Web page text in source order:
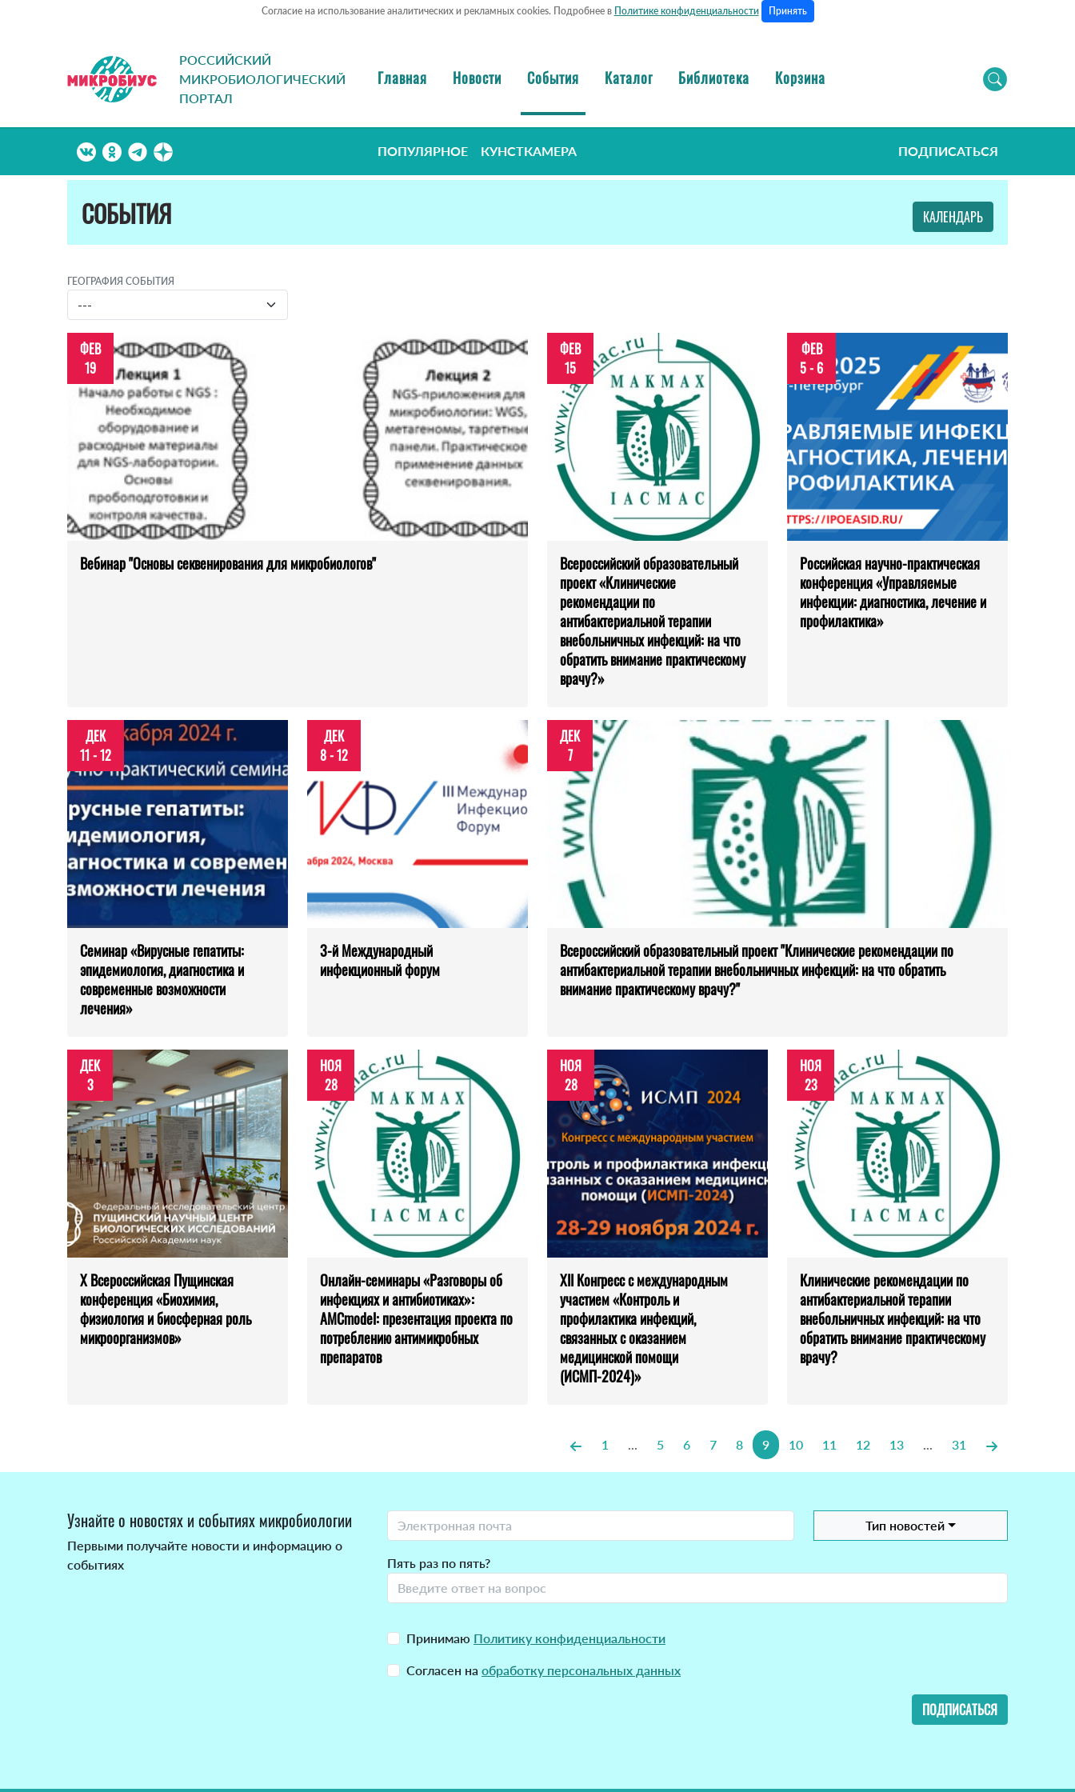
Согласие на использование аналитических и рекламных cookies. Подробнее в Политике конфиденциальности Принять
РОССИЙСКИЙ
МИКРОБИОЛОГИЧЕСКИЙ
ПОРТАЛ
Главная Новости События Каталог Библиотека Корзина
ПОПУЛЯРНОЕ КУНСТКАМЕРА ПОДПИСАТЬСЯ
СОБЫТИЯ КАЛЕНДАРЬ
ГЕОГРАФИЯ СОБЫТИЯ
ФЕВ
19
Вебинар "Основы секвенирования для микробиологов"
ФЕВ
15
Всероссийский образовательный
проект «Клинические
рекомендации по
антибактериальной терапии
внебольничных инфекций: на что
обратить внимание практическому
врачу?»
ФЕВ
5 - 6
Российская научно-практическая
конференция «Управляемые
инфекции: диагностика, лечение и
профилактика»
ДЕК
11 - 12
Семинар «Вирусные гепатиты:
эпидемиология, диагностика и
современные возможности
лечения»
ДЕК
8 - 12
3-й Международный
инфекционный форум
ДЕК
7
Всероссийский образовательный проект "Клинические рекомендации по
антибактериальной терапии внебольничных инфекций: на что обратить
внимание практическому врачу?"
ДЕК
3
X Всероссийская Пущинская
конференция «Биохимия,
физиология и биосферная роль
микроорганизмов»
НОЯ
28
Онлайн-семинары «Разговоры об
инфекциях и антибиотиках»:
AMCmodel: презентация проекта по
потреблению антимикробных
препаратов
НОЯ
28
XII Конгресс с международным
участием «Контроль и
профилактика инфекций,
связанных с оказанием
медицинской помощи
(ИСМП-2024)»
НОЯ
23
Клинические рекомендации по
антибактериальной терапии
внебольничных инфекций: на что
обратить внимание практическому
врачу?
1 ... 5 6 7 8 9 10 11 12 13 ... 31
Узнайте о новостях и событиях микробиологии
Первыми получайте новости и информацию о
событиях
Тип новостей
Пять раз по пять?
Принимаю Политику конфиденциальности
Согласен на обработку персональных данных
ПОДПИСАТЬСЯ